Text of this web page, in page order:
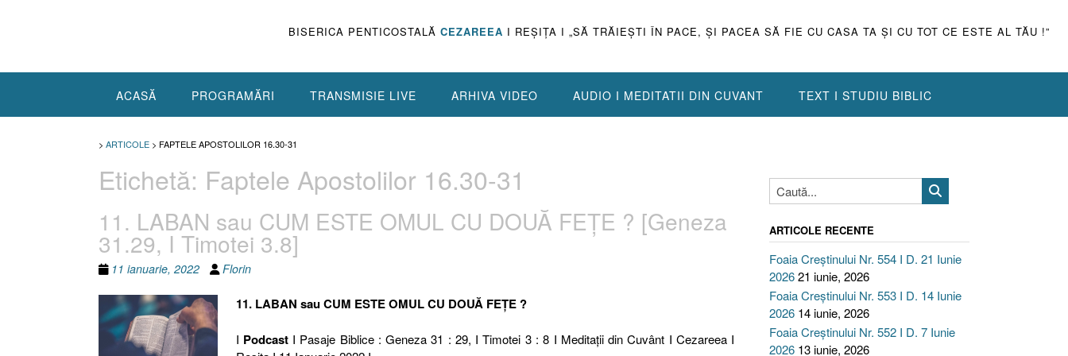
BISERICA PENTICOSTALĂ CEZAREEA I REŞIŢA I „SĂ TRĂIEŞTI ÎN PACE, ŞI PACEA SĂ FIE CU CASA TA ŞI CU TOT CE ESTE AL TĂU !”
ACASĂ PROGRAMĂRI TRANSMISIE LIVE ARHIVA VIDEO AUDIO I MEDITATII DIN CUVANT TEXT I STUDIU BIBLIC
> ARTICOLE > FAPTELE APOSTOLILOR 16.30-31
Etichetă: Faptele Apostolilor 16.30-31
11. LABAN sau CUM ESTE OMUL CU DOUĂ FEŢE ? [Geneza
31.29, I Timotei 3.8]
11 ianuarie, 2022 Florin
11. LABAN sau CUM ESTE OMUL CU DOUĂ FEŢE ?
I PodcastI Pasaje Biblice : Geneza 31 : 29, I Timotei 3 : 8 I Meditaţii din Cuvânt I Cezareea I
ARTICOLE RECENTE
Foaia Creștinului Nr. 554 I D. 21 Iunie
202621 iunie, 2026
Foaia Creștinului Nr. 553 I D. 14 Iunie
2026 14 iunie, 2026
Foaia Creștinului Nr. 552 I D. 7 Iunie
2026 13 iunie, 2026